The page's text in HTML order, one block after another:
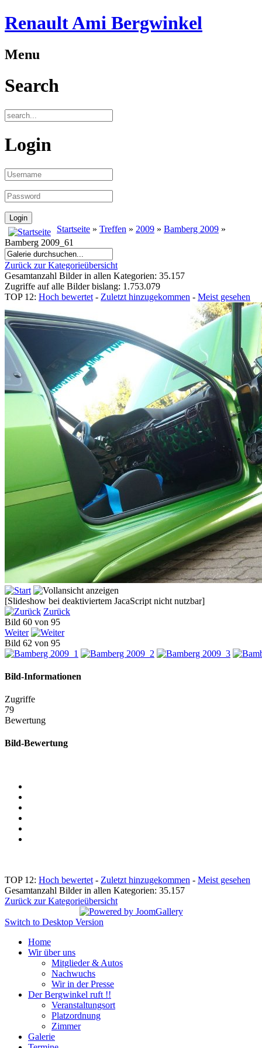
Renault Ami Bergwinkel
Menu
Search
Login
Startseite » Treffen » 2009 » Bamberg 2009 »
Bamberg 2009_61
Zurück zur Kategorieübersicht
Gesamtanzahl Bilder in allen Kategorien: 35.157
Zugriffe auf alle Bilder bislang: 1.753.079
TOP 12: Hoch bewertet - Zuletzt hinzugekommen - Meist gesehen
[Slideshow bei deaktiviertem JacaScript nicht nutzbar]
Zurück
Bild 60 von 95
Weiter
Bild 62 von 95
Bild-Informationen
Zugriffe
79
Bewertung
Bild-Bewertung
TOP 12: Hoch bewertet - Zuletzt hinzugekommen - Meist gesehen
Gesamtanzahl Bilder in allen Kategorien: 35.157
Zurück zur Kategorieübersicht
Switch to Desktop Version
Home
Wir über uns
Mitglieder & Autos
Nachwuchs
Wir in der Presse
Der Bergwinkel ruft !!
Veranstaltungsort
Platzordnung
Zimmer
Galerie